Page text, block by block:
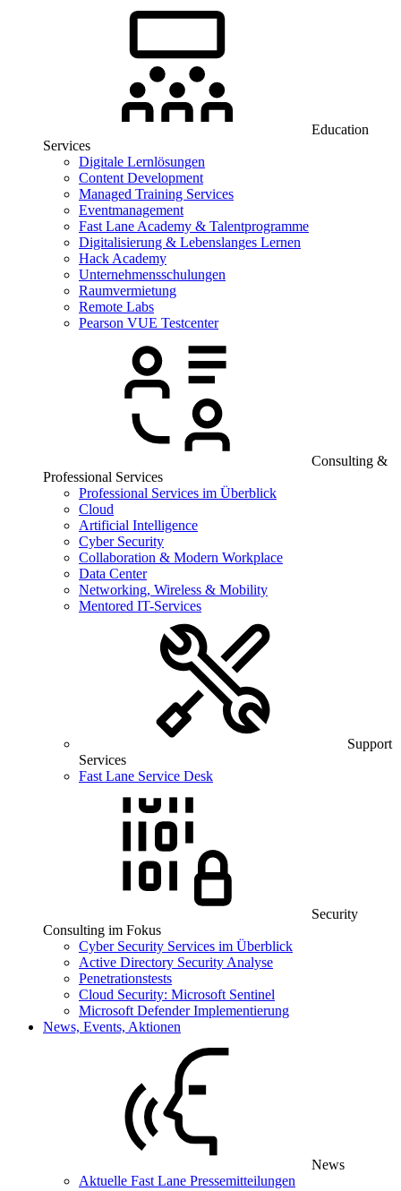
Education
Services
Digitale Lernlösungen
Content Development
Managed Training Services
Eventmanagement
Fast Lane Academy & Talentprogramme
Digitalisierung & Lebenslanges Lernen
Hack Academy
Unternehmensschulungen
Raumvermietung
Remote Labs
Pearson VUE Testcenter
Consulting &
Professional Services
Professional Services im Überblick
Cloud
Artificial Intelligence
Cyber Security
Collaboration & Modern Workplace
Data Center
Networking, Wireless & Mobility
Mentored IT-Services
Support
Services
Fast Lane Service Desk
Security
Consulting im Fokus
Cyber Security Services im Überblick
Active Directory Security Analyse
Penetrationstests
Cloud Security: Microsoft Sentinel
Microsoft Defender Implementierung
News, Events, Aktionen
News
Aktuelle Fast Lane Pressemitteilungen